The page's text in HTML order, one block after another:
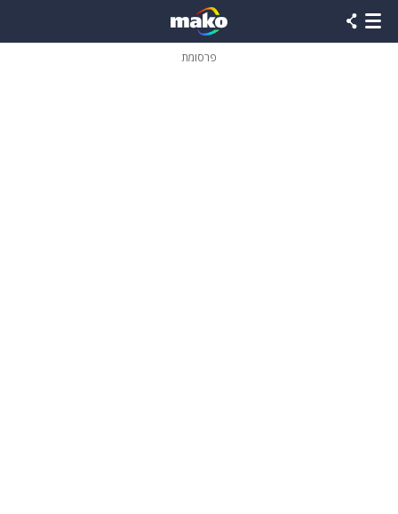
פרסומת